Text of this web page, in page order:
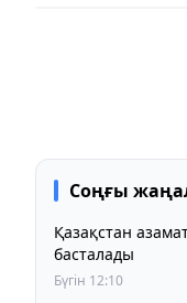
Соңғы
Қазақстан
басталады
Бүгін 12:10